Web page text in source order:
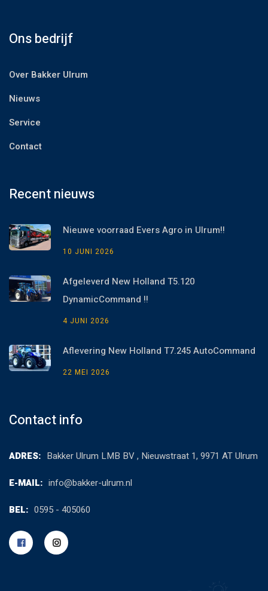
Ons bedrijf
Over Bakker Ulrum
Nieuws
Service
Contact
Recent nieuws
Nieuwe voorraad Evers Agro in Ulrum!!
10 JUNI 2026
Afgeleverd New Holland T5.120
DynamicCommand !!
4 JUNI 2026
Aflevering New Holland T7.245 AutoCommand
22 MEI 2026
Contact info
ADRES: Bakker Ulrum LMB BV , Nieuwstraat 1, 9971 AT Ulrum
E-MAIL: info@bakker-ulrum.nl
BEL: 0595 - 405060